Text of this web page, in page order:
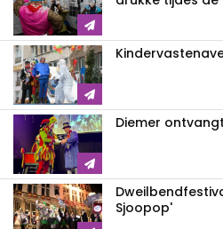
Diemer
Sjoopop'